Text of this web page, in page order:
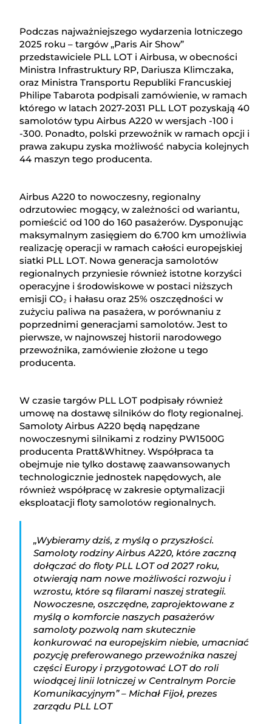
Podczas najważniejszego wydarzenia lotniczego
2025 roku – targów „Paris Air Show”
przedstawiciele PLL LOT i Airbusa, w obecności
Ministra Infrastruktury RP, Dariusza Klimczaka,
oraz Ministra Transportu Republiki Francuskiej
Philipe Tabarota podpisali zamówienie, w ramach
którego w latach 2027-2031 PLL LOT pozyskają 40
samolotów typu Airbus A220 w wersjach -100 i
-300. Ponadto, polski przewoźnik w ramach opcji i
prawa zakupu zyska możliwość nabycia kolejnych
44 maszyn tego producenta.
Airbus A220 to nowoczesny, regionalny
odrzutowiec mogący, w zależności od wariantu,
pomieścić od 100 do 160 pasażerów. Dysponując
maksymalnym zasięgiem do 6.700 km umożliwia
realizację operacji w ramach całości europejskiej
siatki PLL LOT. Nowa generacja samolotów
regionalnych przyniesie również istotne korzyści
operacyjne i środowiskowe w postaci niższych
emisji CO₂ i hałasu oraz 25% oszczędności w
zużyciu paliwa na pasażera, w porównaniu z
poprzednimi generacjami samolotów. Jest to
pierwsze, w najnowszej historii narodowego
przewoźnika, zamówienie złożone u tego
producenta.
W czasie targów PLL LOT podpisały również
umowę na dostawę silników do floty regionalnej.
Samoloty Airbus A220 będą napędzane
nowoczesnymi silnikami z rodziny PW1500G
producenta Pratt&Whitney. Współpraca ta
obejmuje nie tylko dostawę zaawansowanych
technologicznie jednostek napędowych, ale
również współpracę w zakresie optymalizacji
eksploatacji floty samolotów regionalnych.
„Wybieramy dziś, z myślą o przyszłości.
Samoloty rodziny Airbus A220, które zaczną
dołączać do floty PLL LOT od 2027 roku,
otwierają nam nowe możliwości rozwoju i
wzrostu, które są filarami naszej strategii.
Nowoczesne, oszczędne, zaprojektowane z
myślą o komforcie naszych pasażerów
samoloty pozwolą nam skutecznie
konkurować na europejskim niebie, umacniać
pozycję preferowanego przewoźnika naszej
części Europy i przygotować LOT do roli
wiodącej linii lotniczej w Centralnym Porcie
Komunikacyjnym” – Michał Fijoł, prezes
zarządu PLL LOT